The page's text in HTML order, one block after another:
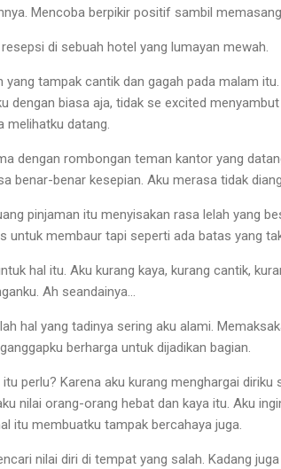
Mencoba berpikir positif sambil
di sebuah hotel yang lumayan mewah.
yang tampak cantik dan gagah pada malam
dengan biasa aja, tidak se excited
melihatku datang.
dengan rombongan teman kantor yang
benar-benar kesepian. Aku merasa tidak
pinjaman itu menyisakan rasa lelah yang
untuk membaur tapi seperti ada batas yang
hal itu. Aku kurang kaya, kurang cantik,
Ah seandainya…
hal yang tadinya sering aku alami.
berharga untuk dijadikan bagian.
perlu? Karena aku kurang menghargai
nilai orang-orang hebat dan kaya itu. Aku
itu membuatku tampak bercahaya juga.
nilai diri di tempat yang salah. Kadang